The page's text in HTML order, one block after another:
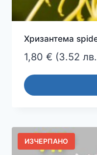
Хризантема
1,80 € (3.52
ИЗЧЕРПАНО